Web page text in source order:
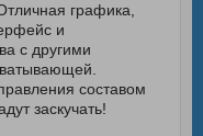
графика,
и
с другими
составом
заскучать!